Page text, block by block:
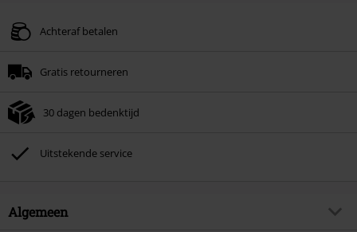
Achteraf betalen
Gratis retourneren
30 dagen bedenktijd
Uitstekende service
Algemeen